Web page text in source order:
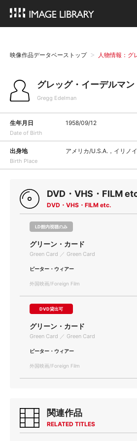
映像作品データベーストップ 人物情報：グ
グレッグ・イーデルマン
Gregg Edelman
生年月日
Date of Birth
1958/09/12
出身地
Birth Place
アメリカ/U.S.A.，イリノ
DVD・VHS・FILM
DVD・VHS・FILM etc.
LD館内視聴のみ
グリーン・カード
Green Card ／ Green Card
ピーター・ウィアー
外国映画/Foreign Film
DVD貸出可
グリーン・カード
Green Card ／ Green Card
ピーター・ウィアー
外国映画/Foreign Film
関連作品
RELATED TITLES